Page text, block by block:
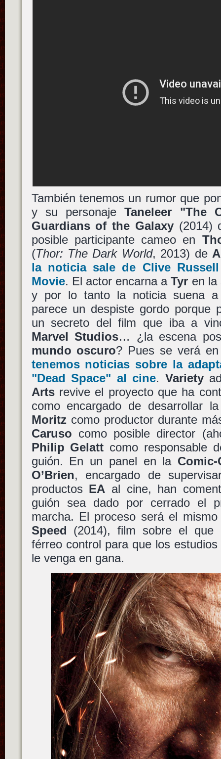
También tenemos un rumor que
y su personajeTaneleer "The
Guardians of the Galaxy(2014)
posible participante cameo en
(Thor: The Dark World, 2013) de
la noticia sale de Clive
Movie. El actor encarna aTyr en
y por lo tanto la noticia suena a
parece un despiste gordo porque
un secreto del film que iba a
Marvel Studios… ¿la escena
mundo oscuro? Pues se verá en
tenemos noticias sobre la
"Dead Space" al cine. Variety
Artsrevive el proyecto que ha
como encargado de desarrollar
Moritzcomo productor durante
Caruso como posible director
Philip Gelatt como responsable
guión. En un panel en la Comic-
O’Brien, encargado de
productos EA al cine, han
guión sea dado por cerrado el
marcha. El proceso será el
Speed (2014), film sobre el que
férreo control para que los
le venga en gana.